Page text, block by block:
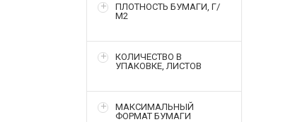
ПЛОТНОСТЬ БУМАГИ, Г/
М2
КОЛИЧЕСТВО В
УПАКОВКЕ, ЛИСТОВ
МАКСИМАЛЬНЫЙ
ФОРМАТ БУМАГИ